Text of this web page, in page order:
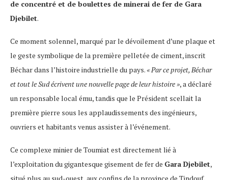
de concentré et de boulettes de minerai de fer de Gara
Djebilet.
Ce moment solennel, marqué par le dévoilement d’une plaque et
le geste symbolique de la première pelletée de ciment, inscrit
Béchar dans l’histoire industrielle du pays.« Par ce projet, Béchar
et tout le Sud écrivent une nouvelle page de leur histoire », a déclaré
un responsable local ému, tandis que le Président scellait la
première pierre sous les applaudissements des ingénieurs,
ouvriers et habitants venus assister à l’événement.
Ce complexe minier de Toumiat est directement lié à
l’exploitation du gigantesque gisement de fer de Gara Djebilet,